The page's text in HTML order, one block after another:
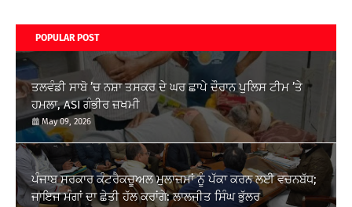
POPULAR POST
ਤਲਵੰਡੀ ਸਾਬੋ ’ਚ ਨਸ਼ਾ ਤਸਕਰ ਦੇ ਘਰ ਛਾਪੇ ਦੌਰਾਨ ਪੁਲਿਸ ਟੀਮ ’ਤੇ
ਹਮਲਾ, ASI ਗੰਭੀਰ ਜ਼ਖਮੀ
May 09, 2026
ਪੰਜਾਬ ਸਰਕਾਰ ਕੰਟਰੈਕਚੂਅਲ ਮੁਲਾਜ਼ਮਾਂ ਨੂੰ ਪੱਕਾ ਕਰਨ ਲਈ ਵਚਨਬੱਧ;
ਜਾਇਜ ਮੰਗਾਂ ਦਾ ਛੇਤੀ ਹੱਲ ਕਰਾਂਗੇ: ਲਾਲਜੀਤ ਸਿੰਘ ਭੁੱਲਰ